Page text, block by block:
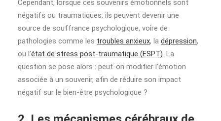
Cependant, lorsque ces souvenirs émotionnels sont
négatifs ou traumatiques, ils peuvent devenir une
source de souffrance psychologique, voire de
pathologies comme les troubles anxieux, la dépression,
ou l’état de stress post-traumatique (ESPT). La
question se pose alors : peut-on modifier l’émotion
associée à un souvenir, afin de réduire son impact
négatif sur le bien-être psychologique ?